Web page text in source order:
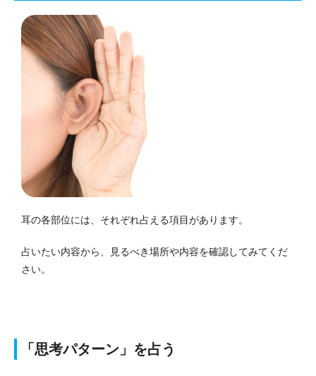
耳の各部位には、それぞれ占える項目があります。
占いたい内容から、見るべき場所や内容を確認してみてくだ
さい。
「思考パターン」を占う